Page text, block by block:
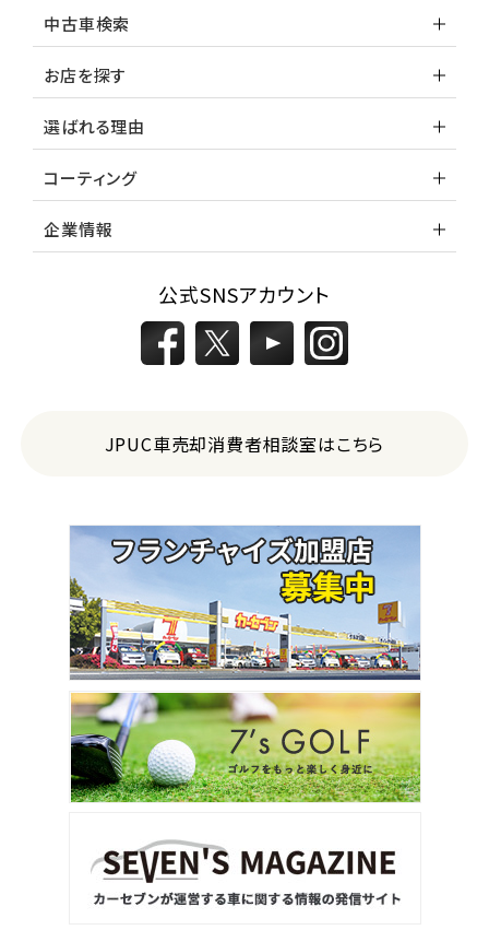
中古車検索
お店を探す
選ばれる理由
コーティング
企業情報
公式SNSアカウント
JPUC車売却消費者相談室はこちら